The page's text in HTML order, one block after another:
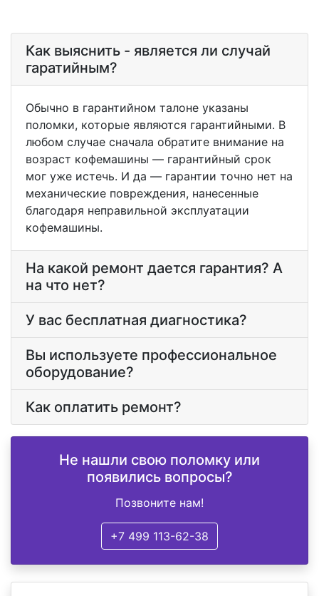
Как выяснить - является ли случай
гаратийным?
Обычно в гарантийном талоне указаны
поломки, которые являются гарантийными. В
любом случае сначала обратите внимание на
возраст кофемашины — гарантийный срок
мог уже истечь. И да — гарантии точно нет на
механические повреждения, нанесенные
благодаря неправильной эксплуатации
кофемашины.
На какой ремонт дается гарантия? А
на что нет?
У вас бесплатная диагностика?
Вы используете профессиональное
оборудование?
Как оплатить ремонт?
Не нашли свою поломку или
появились вопросы?
Позвоните нам!
+7 499 113-62-38